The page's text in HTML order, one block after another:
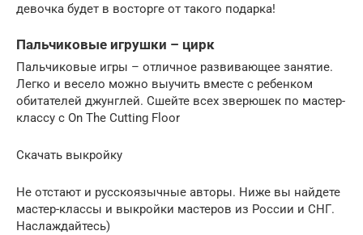
девочка будет в восторге от такого подарка!
Пальчиковые игрушки – цирк
Пальчиковые игры – отличное развивающее занятие.
Легко и весело можно выучить вместе с ребенком
обитателей джунглей. Сшейте всех зверюшек по мастер-
классу с On The Cutting Floor
Скачать выкройку
Не отстают и русскоязычные авторы. Ниже вы найдете
мастер-классы и выкройки мастеров из России и СНГ.
Наслаждайтесь)